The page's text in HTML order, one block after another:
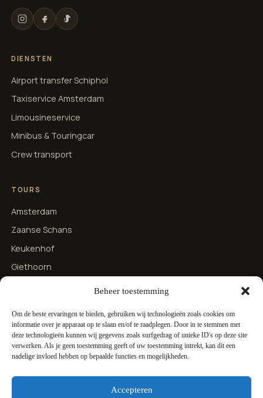
Beheer toestemming
Om de beste ervaringen te bieden, gebruiken wij technologieën zoals cookies om
informatie over je apparaat op te slaan en/of te raadplegen. Door in te stemmen met
deze technologieën kunnen wij gegevens zoals surfgedrag of unieke ID's op deze site
verwerken. Als je geen toestemming geeft of uw toestemming intrekt, kan dit een
nadelige invloed hebben op bepaalde functies en mogelijkheden.
Accepteren
DIENSTEN
Airport transfer Schiphol
Taxiservice Amsterdam
Limousineservice
Minibus & Touringcar
Crew transport
TOURS
Amsterdam
Zaanse Schans
Keukenhof
Giethoorn
CONTACT
Over ons
Contact & offerte
+31 6 13460559